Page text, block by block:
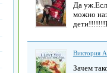
Да
можно
Виктория
Зачем